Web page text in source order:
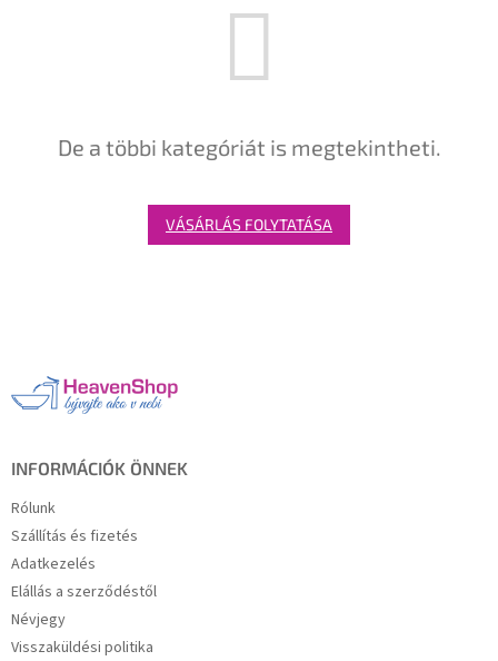
De a többi kategóriát is megtekintheti.
VÁSÁRLÁS FOLYTATÁSA
INFORMÁCIÓK ÖNNEK
Rólunk
Szállítás és fizetés
Adatkezelés
Elállás a szerződéstől
Névjegy
Visszaküldési politika